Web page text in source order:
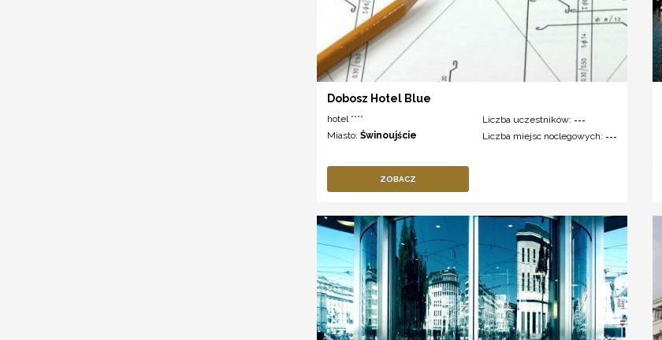
Dobosz Hotel Blue
hotel ****
Miasto: Świnoujście
Liczba uczestników: ---
Liczba miejsc noclegowych: ---
ZOBACZ